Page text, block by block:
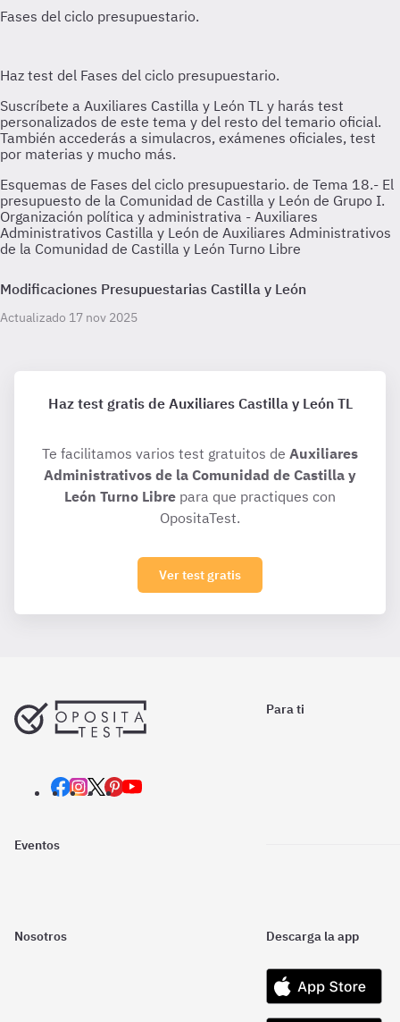
Esquemas de Fases del ciclo presupuestario. de Tema 18.- El
presupuesto de la Comunidad de Castilla y León de Grupo I.
Organización política y administrativa - Auxiliares
Administrativos Castilla y León de Auxiliares Administrativos
de la Comunidad de Castilla y León Turno Libre
Modificaciones Presupuestarias Castilla y León
Actualizado 17 nov 2025
Haz test gratis de Auxiliares Castilla y León TL
Te facilitamos varios test gratuitos de Auxiliares
Administrativos de la Comunidad de Castilla y
León Turno Libre para que practiques con
OpositaTest.
Ver test gratis
Para ti
Eventos
Nosotros Descarga la app